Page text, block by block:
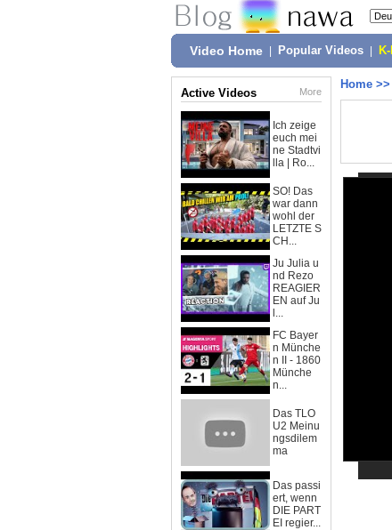
Video Home Popular Videos
Active Videos More
Ich zeige
euch mei
ne Stadtvi
lla | Ro...
SO! Das
war dann
wohl der
LETZTE S
CH...
Ju Julia u
nd Rezo
REAGIER
EN auf Ju
l...
FC Bayer
n Münche
n II - 1860
Münche
n...
Das TLO
U2 Meinu
ngsdilem
ma
Das passi
ert, wenn
DIE PART
EI regier...
Home >>